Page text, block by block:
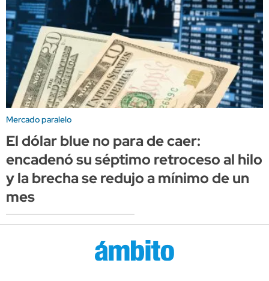
Mercado paralelo
El dólar blue no para de caer:
encadenó su séptimo retroceso al hilo
y la brecha se redujo a mínimo de un
mes